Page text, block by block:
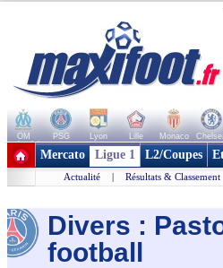
OM PSG Lyon Lille Monaco
+ de clubs
Mercato Ligue 1 L2/Coupes
Actualité | Résultats & Classement
Divers :
football